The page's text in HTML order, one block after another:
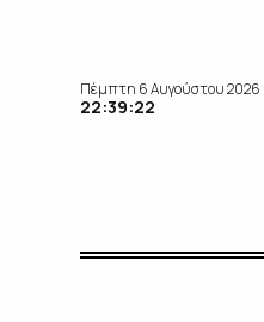
Πέμπτη 6 Αυγούστου 2026
22:39:23